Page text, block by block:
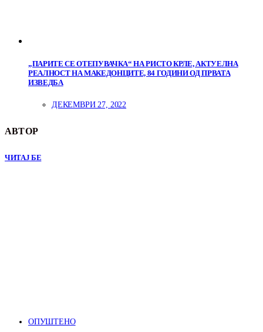
„ПАРИТЕ СЕ ОТЕПУВАЧКА“ НА РИСТО КРЛЕ, АКТУЕЛНА
РЕАЛНОСТ НА МАКЕДОНЦИТЕ, 84 ГОДИНИ ОД ПРВАТА
ИЗВЕДБА
ДЕКЕМВРИ 27, 2022
АВТОР
ЧИТАЈ БЕ
ОПУШТЕНО